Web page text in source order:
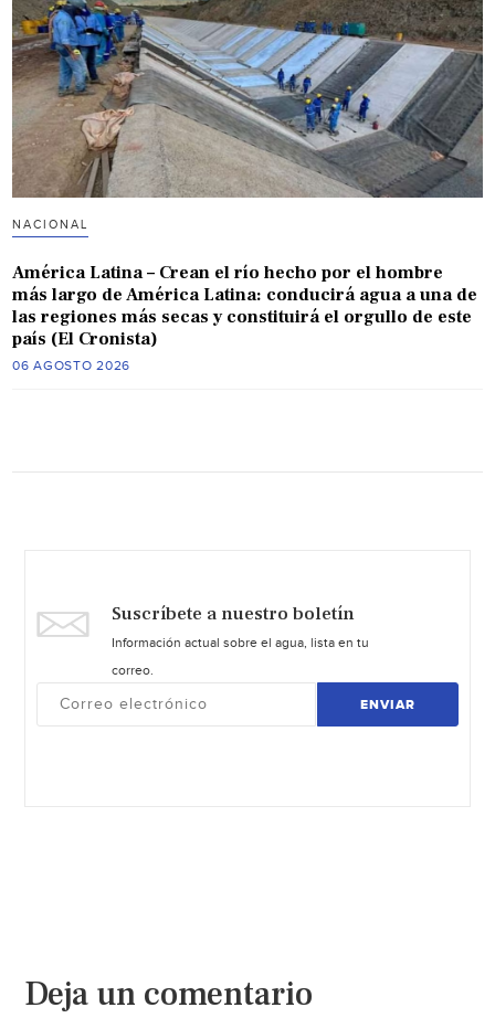
NACIONAL
América Latina – Crean el río hecho por el hombre
más largo de América Latina: conducirá agua a una de
las regiones más secas y constituirá el orgullo de este
país (El Cronista)
06 AGOSTO 2026
Suscríbete a nuestro boletín
Información actual sobre el agua, lista en tu
correo.
ENVIAR
Deja un comentario